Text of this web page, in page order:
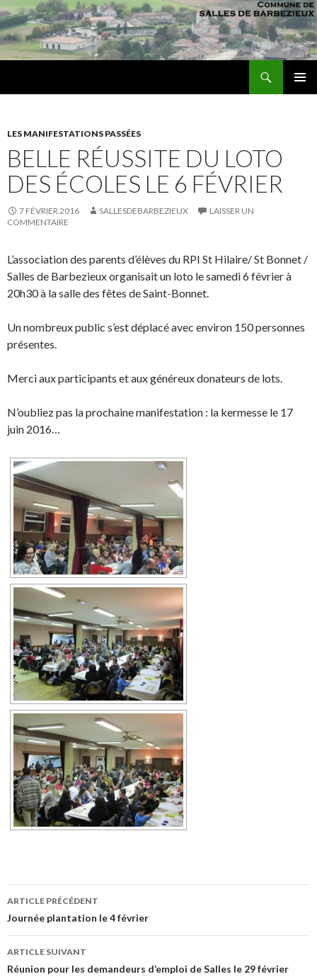
LES MANIFESTATIONS PASSÉES
BELLE RÉUSSITE DU LOTO
DES ÉCOLES LE 6 FÉVRIER
7 FÉVRIER 2016 SALLESDEBARBEZIEUX
LAISSER UN
COMMENTAIRE
L’association des parents d’élèves du RPI St Hilaire/ St Bonnet /
Salles de Barbezieux organisait un loto le samedi 6 février à
20h30 à la salle des fêtes de Saint-Bonnet.
Un nombreux public s’est déplacé avec environ 150 personnes
présentes.
Merci aux participants et aux généreux donateurs de lots.
N’oubliez pas la prochaine manifestation : la kermesse le 17
juin 2016…
Navigation de l’article
ARTICLE PRÉCÉDENT
Journée plantation le 4 février
ARTICLE SUIVANT
Réunion pour les demandeurs d’emploi de Salles le 29 février